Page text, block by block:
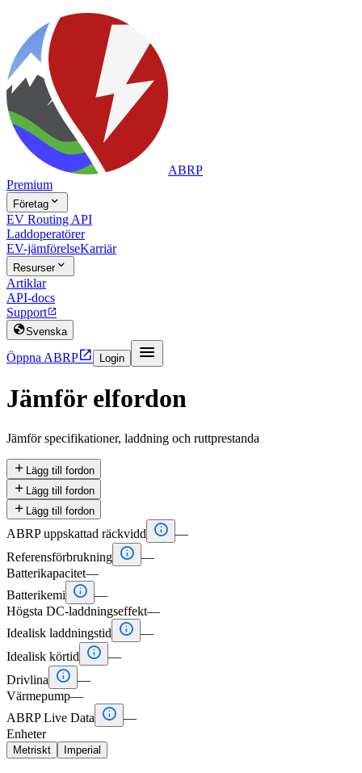
ABRP
Premium
Företag 
EV Routing API
Laddoperatörer
EV-jämförelseKarriär
Resurser
Artiklar
API-docs
Support
Svenska
Öppna ABRP Login 
Jämför elfordon
Jämför specifikationer, laddning och ruttprestanda
 Lägg till fordon
 Lägg till fordon
 Lägg till fordon
ABRP uppskattad räckvidd  —
Referensförbrukning  —
Batterikapacitet—
Batterikemi
 —
Högsta DC-laddningseffekt—
Idealisk laddningstid
 —
Idealisk körtid
 —
Drivlina
 —
Värmepump—
ABRP Live Data
 —
Enheter
Metriskt Imperial